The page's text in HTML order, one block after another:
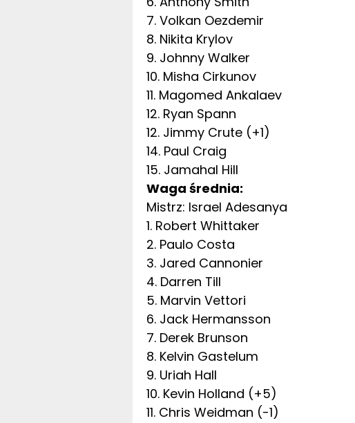
7. Volkan Oezdemir
8. Nikita Krylov
9. Johnny Walker
10. Misha Cirkunov
11. Magomed Ankalaev
12. Ryan Spann
12. Jimmy Crute (+1)
14. Paul Craig
15. Jamahal Hill
Waga średnia:
Mistrz: Israel Adesanya
1. Robert Whittaker
2. Paulo Costa
3. Jared Cannonier
4. Darren Till
5. Marvin Vettori
6. Jack Hermansson
7. Derek Brunson
8. Kelvin Gastelum
9. Uriah Hall
10. Kevin Holland (+5)
11. Chris Weidman (-1)